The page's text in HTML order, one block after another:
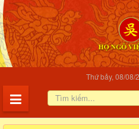
Thứ bảy, 08/08/